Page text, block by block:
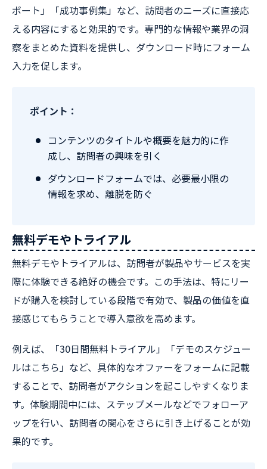
ポート」「成功事例集」など、訪問者のニーズに直接応
える内容にすると効果的です。専門的な情報や業界の洞
察をまとめた資料を提供し、ダウンロード時にフォーム
入力を促します。
ポイント：
コンテンツのタイトルや概要を魅力的に作
成し、訪問者の興味を引く
ダウンロードフォームでは、必要最小限の
情報を求め、離脱を防ぐ
無料デモやトライアル
無料デモやトライアルは、訪問者が製品やサービスを実
際に体験できる絶好の機会です。この手法は、特にリー
ドが購入を検討している段階で有効で、製品の価値を直
接感じてもらうことで導入意欲を高めます。
例えば、「30日間無料トライアル」「デモのスケジュー
ルはこちら」など、具体的なオファーをフォームに記載
することで、訪問者がアクションを起こしやすくなりま
す。体験期間中には、ステップメールなどでフォローア
ップを行い、訪問者の関心をさらに引き上げることが効
果的です。